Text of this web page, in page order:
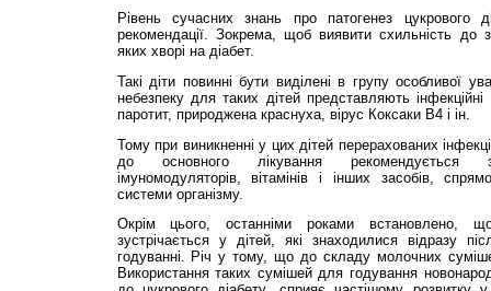
Рівень сучасних знань про патогенез цукрового
рекомендації. Зокрема, щоб виявити схильність до
яких хворі на діабет.
Такі діти повинні бути виділені в групу особливої
небезпеку для таких дітей представляють
паротит, природжена краснуха, вірус Коксаки В4 і ін.
Тому при виникненні у цих дітей перерахованих
до основного лікування рекомендується
імуномодуляторів, вітамінів і інших засобів,
системи організму.
Окрім цього, останніми роками встановлено,
зустрічається у дітей, які знаходилися відразу
годуванні. Річ у тому, що до складу молочних
Використання таких сумішей для годування